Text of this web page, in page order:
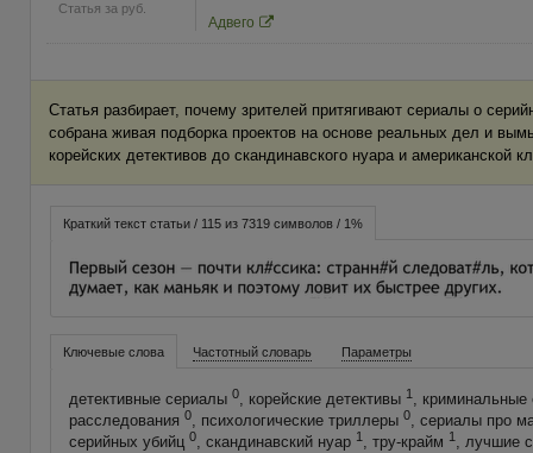
Статья за руб.
Адвего
Статья разбирает, почему зрителей притягивают сериалы о
собрана живая подборка проектов на основе реальных дел и
корейских детективов до скандинавского нуара и американской
Краткий текст статьи / 115 из 7319 символов / 1%
Ключевые слова Частотный словарь Параметры
детективные сериалы 0, корейские детективы 1,
расследования 0, психологические триллеры 0, сериалы про
серийных убийц 0, скандинавский нуар 1 , тру-крайм 1 , лучшие